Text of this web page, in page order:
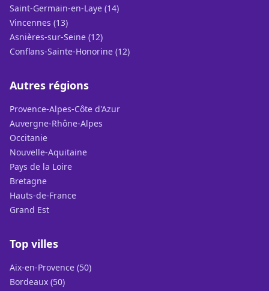
Saint-Germain-en-Laye (14)
Vincennes (13)
Asnières-sur-Seine (12)
Conflans-Sainte-Honorine (12)
Autres régions
Provence-Alpes-Côte d'Azur
Auvergne-Rhône-Alpes
Occitanie
Nouvelle-Aquitaine
Pays de la Loire
Bretagne
Hauts-de-France
Grand Est
Top villes
Aix-en-Provence (50)
Bordeaux (50)